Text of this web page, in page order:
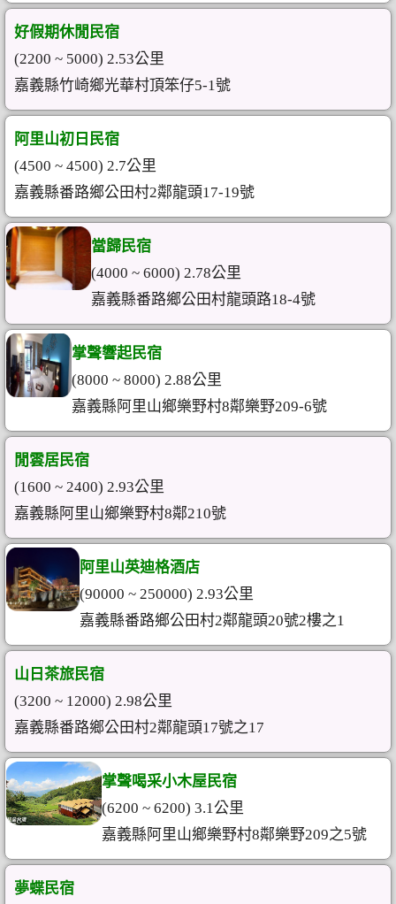
好假期休閒民宿
(2200 ~ 5000) 2.53公里
嘉義縣竹崎鄉光華村頂笨仔5-1號
阿里山初日民宿
(4500 ~ 4500) 2.7公里
嘉義縣番路鄉公田村2鄰龍頭17-19號
當歸民宿
(4000 ~ 6000) 2.78公里
嘉義縣番路鄉公田村龍頭路18-4號
掌聲響起民宿
(8000 ~ 8000) 2.88公里
嘉義縣阿里山鄉樂野村8鄰樂野209-6號
閒雲居民宿
(1600 ~ 2400) 2.93公里
嘉義縣阿里山鄉樂野村8鄰210號
阿里山英迪格酒店
(90000 ~ 250000) 2.93公里
嘉義縣番路鄉公田村2鄰龍頭20號2樓之1
山日茶旅民宿
(3200 ~ 12000) 2.98公里
嘉義縣番路鄉公田村2鄰龍頭17號之17
掌聲喝采小木屋民宿
(6200 ~ 6200) 3.1公里
嘉義縣阿里山鄉樂野村8鄰樂野209之5號
夢蝶民宿